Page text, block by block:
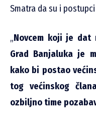
Smatra da su i
„Novcem koji je dat
Grad Banjaluka je
kako bi postao
tog većinskog
ozbiljno time